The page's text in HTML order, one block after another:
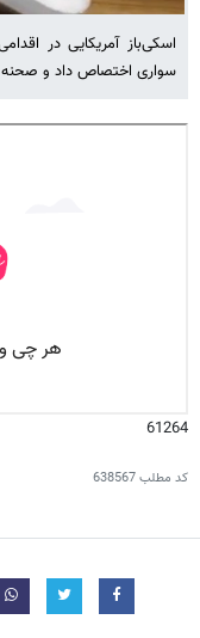
اسکی‌باز آمریکایی در
سواری اختصاص داد و
61264
کد مطلب638567